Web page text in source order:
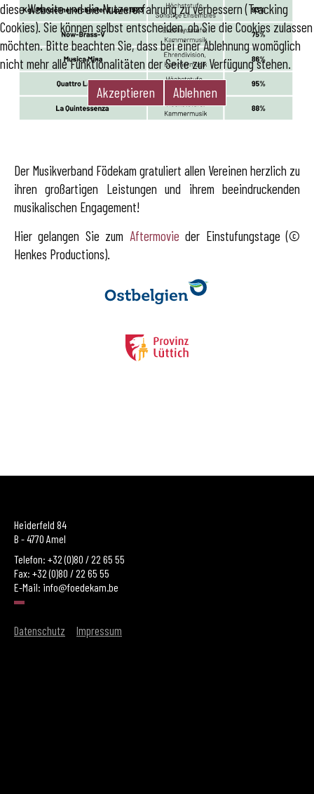
Der Musikverband Födekam gratuliert allen Vereinen herzlich zu
ihren großartigen Leistungen und ihrem beeindruckenden
musikalischen Engagement!
Hier gelangen Sie zum Aftermovieder Einstufungstage (©
Henkes Productions).
Heiderfeld 84
B - 4770 Amel
Telefon: +32 (0)80 / 22 65 55
Fax: +32 (0)80 / 22 65 55
E-Mail: info@foedekam.be
Datenschutz Impressum
diese Website und die Nutzererfahrung zu verbessern (Tracking
Cookies). Sie können selbst entscheiden, ob Sie die Cookies zulassen
möchten. Bitte beachten Sie, dass bei einer Ablehnung womöglich
nicht mehr alle Funktionalitäten der Seite zur Verfügung stehen.
Akzeptieren Ablehnen